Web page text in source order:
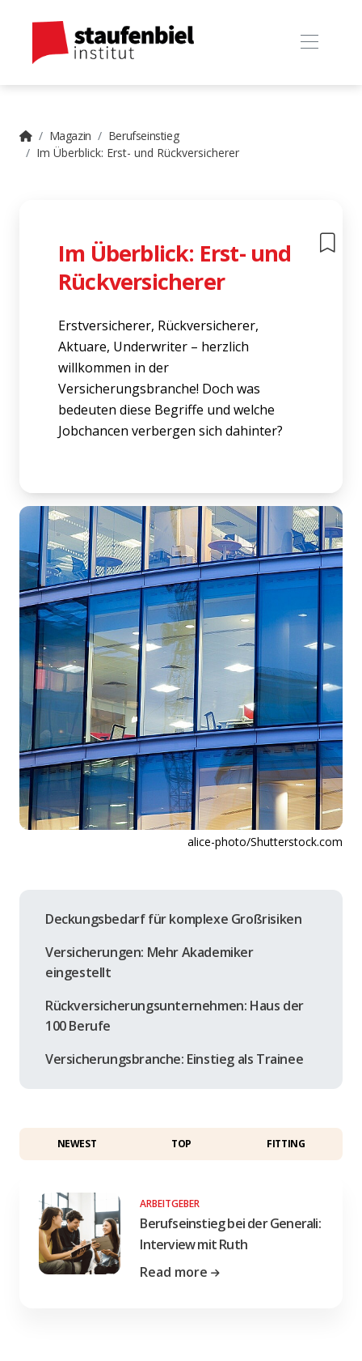
Magazin
Berufseinstieg
Im Überblick: Erst- und Rückversicherer
Im Überblick: Erst- und
Rückversicherer
Erstversicherer, Rückversicherer,
Aktuare, Underwriter – herzlich
willkommen in der
Versicherungsbranche! Doch was
bedeuten diese Begriffe und welche
Jobchancen verbergen sich dahinter?
alice-photo/Shutterstock.com
Deckungsbedarf für komplexe Großrisiken
Versicherungen: Mehr Akademiker
eingestellt
Rückversicherungsunternehmen: Haus der
100 Berufe
Versicherungsbranche: Einstieg als Trainee
NEWEST TOP FITTING
ARBEITGEBER
Berufseinstieg bei der Generali:
Interview mit Ruth
Read more